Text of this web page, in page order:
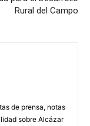
Rural del Campo
de prensa, notas
sobre Alcázar